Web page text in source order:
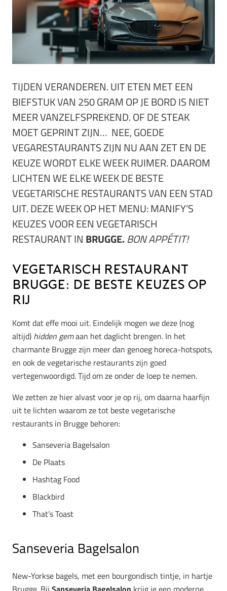
TIJDEN VERANDEREN. UIT ETEN MET EEN
BIEFSTUK VAN 250 GRAM OP JE BORD IS NIET
MEER VANZELFSPREKEND. OF DE STEAK
MOET GEPRINT ZIJN… NEE, GOEDE
VEGARESTAURANTS ZIJN NU AAN ZET EN DE
KEUZE WORDT ELKE WEEK RUIMER. DAAROM
LICHTEN WE ELKE WEEK DE BESTE
VEGETARISCHE RESTAURANTS VAN EEN STAD
UIT. DEZE WEEK OP HET MENU: MANIFY’S
KEUZES VOOR EEN VEGETARISCH
RESTAURANT IN BRUGGE.BON APPÉTIT!
Vegetarisch restaurant
Brugge: de beste keuzes op
rij
Komt dat effe mooi uit. Eindelijk mogen we deze (nog
altijd) hidden gemaan het daglicht brengen. In het
charmante Brugge zijn meer dan genoeg horeca-hotspots,
en ook de vegetarische restaurants zijn goed
vertegenwoordigd. Tijd om ze onder de loep te nemen.
We zetten ze hier alvast voor je op rij, om daarna haarfijn
uit te lichten waarom ze tot beste vegetarische
restaurants in Brugge behoren:
Sanseveria Bagelsalon
De Plaats
Hashtag Food
Blackbird
That’s Toast
Sanseveria Bagelsalon
New-Yorkse bagels, met een bourgondisch tintje, in hartje